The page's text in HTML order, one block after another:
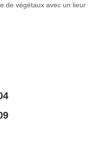
de végétaux avec un lieur